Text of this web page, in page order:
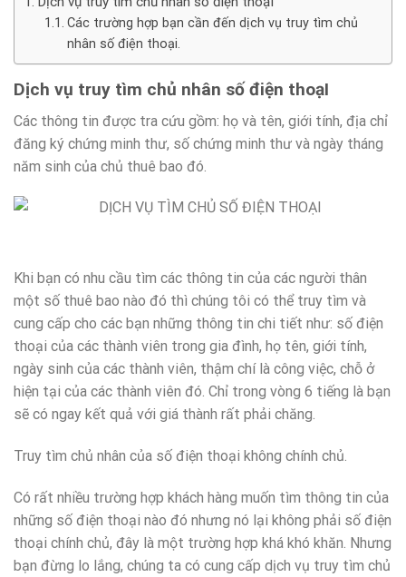
Các trường hợp bạn cần đến dịch vụ truy tìm chủ
nhân số điện thoại.
Dịch vụ truy tìm chủ nhân số điện thoạI
Các thông tin được tra cứu gồm: họ và tên, giới tính, địa chỉ
đăng ký chứng minh thư, số chứng minh thư và ngày tháng
năm sinh của chủ thuê bao đó.
Khi bạn có nhu cầu tìm các thông tin của các người thân
một số thuê bao nào đó thì chúng tôi có thể truy tìm và
cung cấp cho các bạn những thông tin chi tiết như: số điện
thoại của các thành viên trong gia đình, họ tên, giới tính,
ngày sinh của các thành viên, thậm chí là công việc, chỗ ở
hiện tại của các thành viên đó. Chỉ trong vòng 6 tiếng là bạn
sẽ có ngay kết quả với giá thành rất phải chăng.
Truy tìm chủ nhân của số điện thoại không chính chủ.
Có rất nhiều trường hợp khách hàng muốn tìm thông tin của
những số điện thoại nào đó nhưng nó lại không phải số điện
thoại chính chủ, đây là một trường hợp khá khó khăn. Nhưng
bạn đừng lo lắng, chúng ta có cung cấp dịch vụ truy tìm chủ